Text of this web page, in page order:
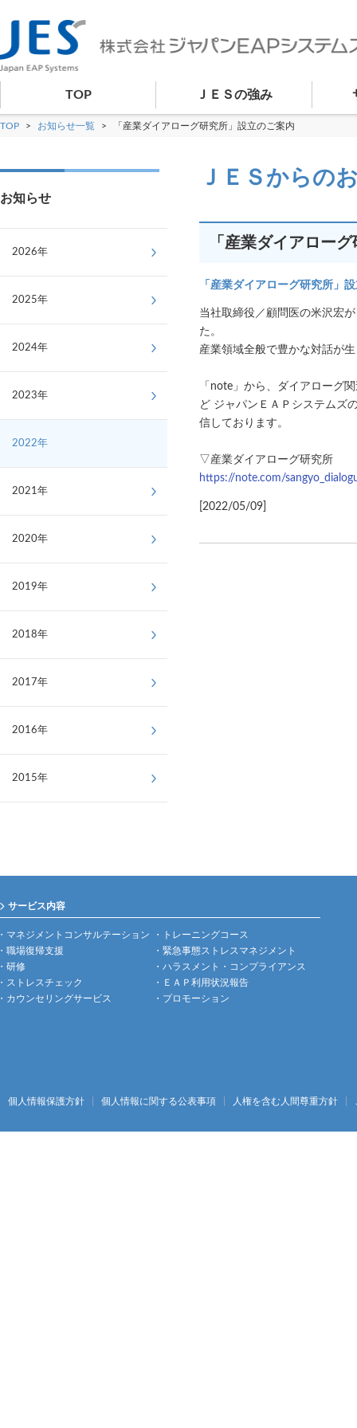
TOP ＪＥＳの強み
TOP > お知らせ一覧 > 「産業ダイアローグ研究所」設立のご案内
ＪＥＳからの
「産業ダイアロー
「産業ダイアローグ研究所」
当社取締役／顧問医の米沢宏
た。
産業領域全般で豊かな対話が
「note」から、ダイアローグ
ど ジャパンＥＡＰシステムズ
信しております。
▽産業ダイアローグ研究所
https://note.com/
[2022/05/09]
お知らせ
2026年
2025年
2024年
2023年
2022年
2021年
2020年
2019年
2018年
2017年
2016年
2015年
サービス内容
マネジメントコンサルテーション
トレーニングコース
職場復帰支援
緊急事態ストレスマネジメント
研修
ハラスメント・コンプライアンス
ストレスチェック
ＥＡＰ利用状況報告
カウンセリングサービス
プロモーション
個人情報保護方針 個人情報に関する公表事項 人権を含む人間尊重方針